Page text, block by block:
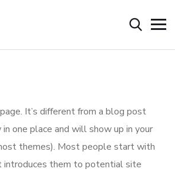
It’s different from a blog post
one place and will show up in your
themes). Most people start with
introduces them to potential site